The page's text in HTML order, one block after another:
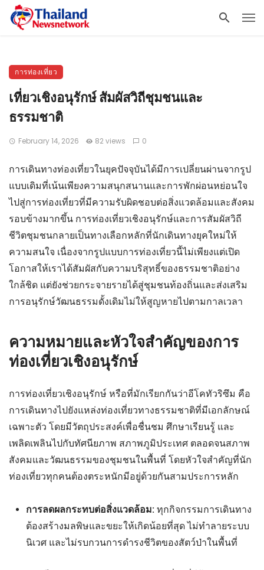
การท่องเที่ยว
เที่ยวเชิงอนุรักษ์ สัมผัสวิถีชุมชนและ
ธรรมชาติ
February 14, 2026 82 views 0
การเดินทางท่องเที่ยวในยุคปัจจุบันได้มีการเปลี่ยนผ่านจากรูป
แบบเดิมที่เน้นเพียงความสนุกสนานและการพักผ่อนหย่อนใจ
ไปสู่การท่องเที่ยวที่มีความรับผิดชอบต่อสิ่งแวดล้อมและสังคม
รอบข้างมากขึ้น การท่องเที่ยวเชิงอนุรักษ์และการสัมผัสวิถี
ชีวิตชุมชนกลายเป็นทางเลือกหลักที่นักเดินทางยุคใหม่ให้
ความสนใจ เนื่องจากรูปแบบการท่องเที่ยวนี้ไม่เพียงแต่เปิด
โอกาสให้เราได้สัมผัสกับความบริสุทธิ์ของธรรมชาติอย่าง
ใกล้ชิด แต่ยังช่วยกระจายรายได้สู่ชุมชนท้องถิ่นและส่งเสริม
การอนุรักษ์วัฒนธรรมดั้งเดิมไม่ให้สูญหายไปตามกาลเวลา
ความหมายและหัวใจสำคัญของการ
ท่องเที่ยวเชิงอนุรักษ์
การท่องเที่ยวเชิงอนุรักษ์ หรือที่มักเรียกกันว่าอีโคทัวริซึม คือ
การเดินทางไปยังแหล่งท่องเที่ยวทางธรรมชาติที่มีเอกลักษณ์
เฉพาะตัว โดยมีวัตถุประสงค์เพื่อชื่นชม ศึกษาเรียนรู้ และ
เพลิดเพลินไปกับทัศนียภาพ สภาพภูมิประเทศ ตลอดจนสภาพ
สังคมและวัฒนธรรมของชุมชนในพื้นที่ โดยหัวใจสำคัญที่นัก
ท่องเที่ยวทุกคนต้องตระหนักมีอยู่ด้วยกันสามประการหลัก
การลดผลกระทบต่อสิ่งแวดล้อม:ทุกกิจกรรมการเดินทาง
ต้องสร้างมลพิษและขยะให้เกิดน้อยที่สุด ไม่ทำลายระบบ
นิเวศ และไม่รบกวนการดำรงชีวิตของสัตว์ป่าในพื้นที่